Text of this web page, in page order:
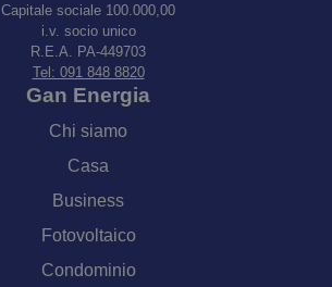
Capitale sociale 100.000,00
i.v. socio unico
R.E.A. PA-449703
Tel: 091 848 8820
Gan Energia
Chi siamo
Casa
Business
Fotovoltaico
Condominio